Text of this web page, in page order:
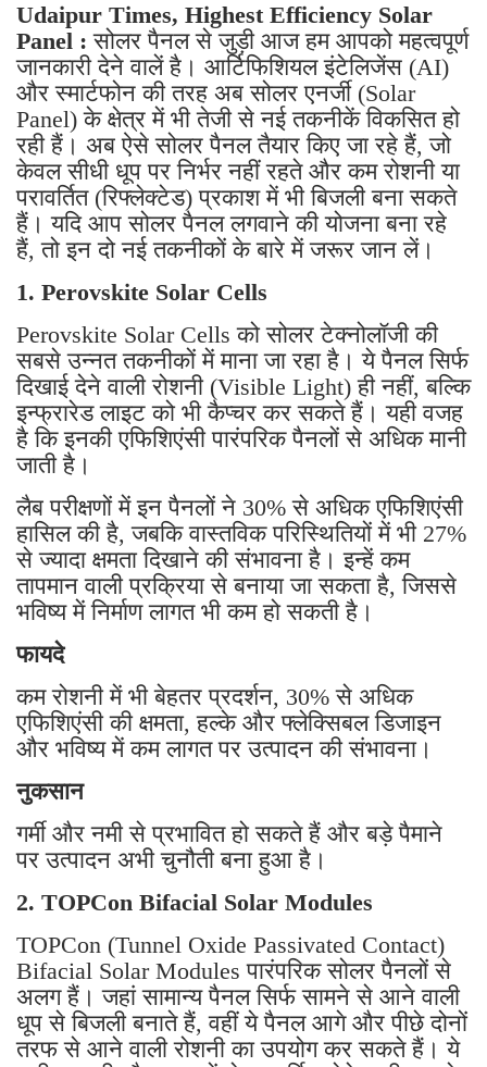
Udaipur Times, Highest Efficiency Solar
Panel :सोलर पैनल से जुड़ी आज हम आपको महत्वपूर्ण
जानकारी देने वालें है। आर्टिफिशियल इंटेलिजेंस (AI)
और स्मार्टफोन की तरह अब सोलर एनर्जी (Solar
Panel) के क्षेत्र में भी तेजी से नई तकनीकें विकसित हो
रही हैं। अब ऐसे सोलर पैनल तैयार किए जा रहे हैं, जो
केवल सीधी धूप पर निर्भर नहीं रहते और कम रोशनी या
परावर्तित (रिफ्लेक्टेड) प्रकाश में भी बिजली बना सकते
हैं। यदि आप सोलर पैनल लगवाने की योजना बना रहे
हैं, तो इन दो नई तकनीकों के बारे में जरूर जान लें।
1. Perovskite Solar Cells
Perovskite Solar Cells को सोलर टेक्नोलॉजी की
सबसे उन्नत तकनीकों में माना जा रहा है। ये पैनल सिर्फ
दिखाई देने वाली रोशनी (Visible Light) ही नहीं, बल्कि
इन्फ्रारेड लाइट को भी कैप्चर कर सकते हैं। यही वजह
है कि इनकी एफिशिएंसी पारंपरिक पैनलों से अधिक मानी
जाती है।
लैब परीक्षणों में इन पैनलों ने 30% से अधिक एफिशिएंसी
हासिल की है, जबकि वास्तविक परिस्थितियों में भी 27%
से ज्यादा क्षमता दिखाने की संभावना है। इन्हें कम
तापमान वाली प्रक्रिया से बनाया जा सकता है, जिससे
भविष्य में निर्माण लागत भी कम हो सकती है।
फायदे
कम रोशनी में भी बेहतर प्रदर्शन, 30% से अधिक
एफिशिएंसी की क्षमता, हल्के और फ्लेक्सिबल डिजाइन
और भविष्य में कम लागत पर उत्पादन की संभावना।
नुकसान
गर्मी और नमी से प्रभावित हो सकते हैं और बड़े पैमाने
पर उत्पादन अभी चुनौती बना हुआ है।
2. TOPCon Bifacial Solar Modules
TOPCon (Tunnel Oxide Passivated Contact)
Bifacial Solar Modules पारंपरिक सोलर पैनलों से
अलग हैं। जहां सामान्य पैनल सिर्फ सामने से आने वाली
धूप से बिजली बनाते हैं, वहीं ये पैनल आगे और पीछे दोनों
तरफ से आने वाली रोशनी का उपयोग कर सकते हैं। ये